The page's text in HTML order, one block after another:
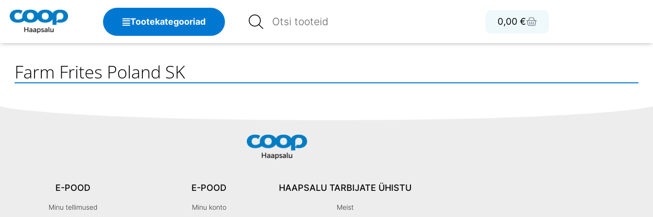
Tootekategooriad 0,00 €
Farm Frites Poland SK
E-POOD
Minu tellimused
E-POOD
Minu konto
HAAPSALU TARBIJATE ÜHISTU
Meist